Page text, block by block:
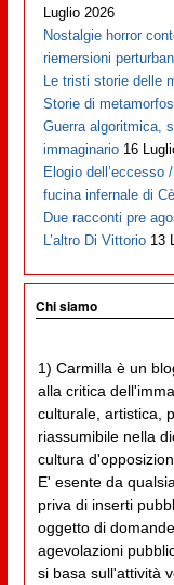
Luglio 2026
Nostalgie horror
riemersioni
Le tristi storie delle
Storie di
Guerra algoritmica,
immaginario 16
Elogio dell’eccesso
fucina infernale di
Due racconti pre
L’altro Di Vittorio 13
Chi siamo
1) Carmilla è un
alla critica
culturale, artistica,
riassumibile nella
cultura
E' esente da
priva di inserti
oggetto di
agevolazioni
si basa sull'attività